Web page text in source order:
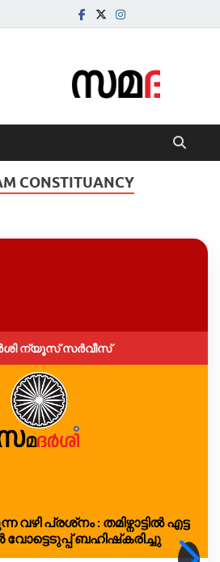
CONSTITUANCY
ന്യൂസ് സർവീസ്
പ്ര​ശ്‌​നം : തമിഴ്നാട്ടിൽ എ​ട്ട​
വോ​ട്ടെ​ടു​പ്പ് ബ​ഹി​ഷ്‌​ക​രി​ച്ചു